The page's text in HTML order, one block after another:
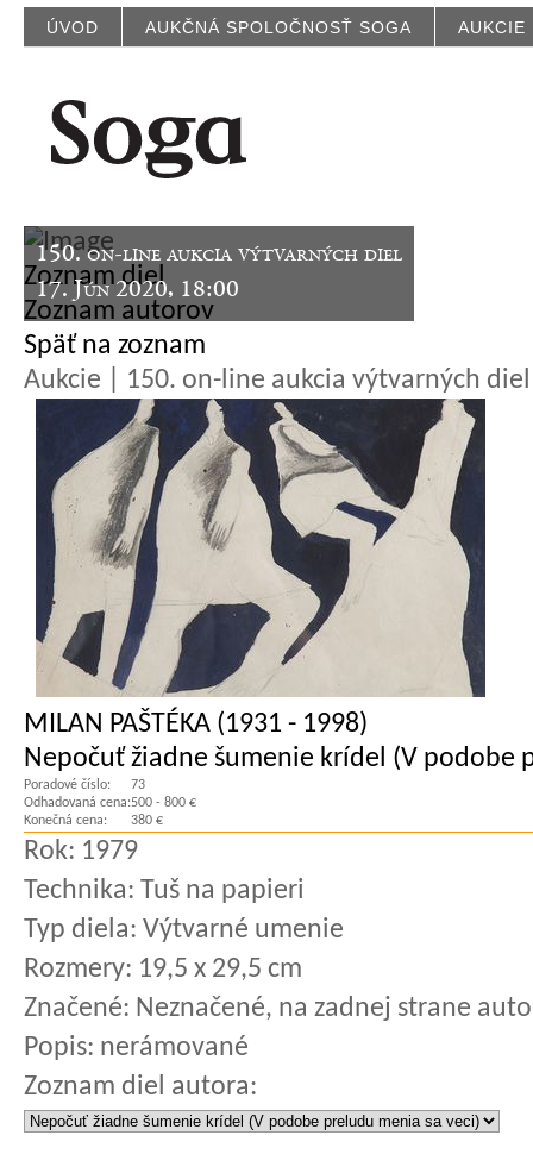
ÚVOD AUKČNÁ SPOLOČNOSŤ SOGA AUKCIE
150. on-line aukcia výtvarných diel
17. Jún 2020, 18:00
Zoznam diel
Zoznam autorov
Späť na zoznam
Aukcie | 150. on-line aukcia výtvarných diel
MILAN PAŠTÉKA (1931 - 1998)
Nepočuť žiadne šumenie krídel (V podobe
Poradové číslo:
73
Odhadovaná cena:500 - 800 €
Konečná cena:
380 €
Rok: 1979
Technika: Tuš na papieri
Typ diela: Výtvarné umenie
Rozmery: 19,5 x 29,5 cm
Značené: Neznačené, na zadnej strane
Popis: nerámované
Zoznam diel autora: